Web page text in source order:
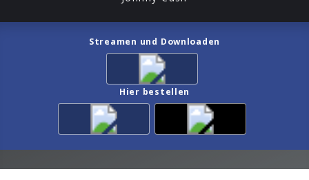
Streamen und Downloaden
Hier bestellen